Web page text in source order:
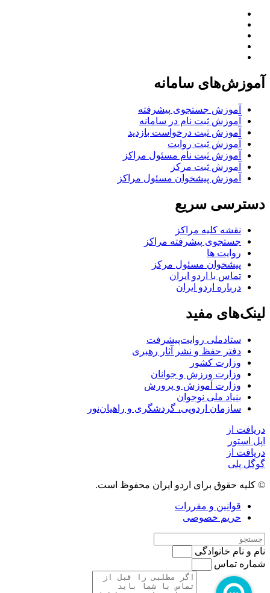
آموزش‌های سامانه
آموزش جستجوی پیشرفته
آموزش ثبت نام در سامانه
آموزش ثبت درخواست بازدید
آموزش ثبت روایت
آموزش ثبت نام مسئول مراکز
آموزش ثبت مرکز
آموزش پیشخوان مسئول مراکز
دسترسی سریع
نقشه کلیه مراکز
جستجوی پیشرفته مراکز
روایت ها
پیشخوان مسئول مرکز
تماس با اردو ایران
درباره اردو ایران
لینک‌های مفید
ستاد‌ملی روایت‌پیشرفت
دفتر حفظ و نشر آثار رهبری
وزارت کشور
وزارت ورزش و جوانان
وزارت آموزش و پرورش
بنیاد ملی نوجوان
سازمان اردویی، گردشگری و راهیان‌نور
دریافت از
اپل استور
دریافت از
گوگل پلی
© کلیه حقوق برای اردو ایران محفوظ است.
قوانین و مقررات
حریم خصوصی
نام و نام خانوادگی
شماره تماس